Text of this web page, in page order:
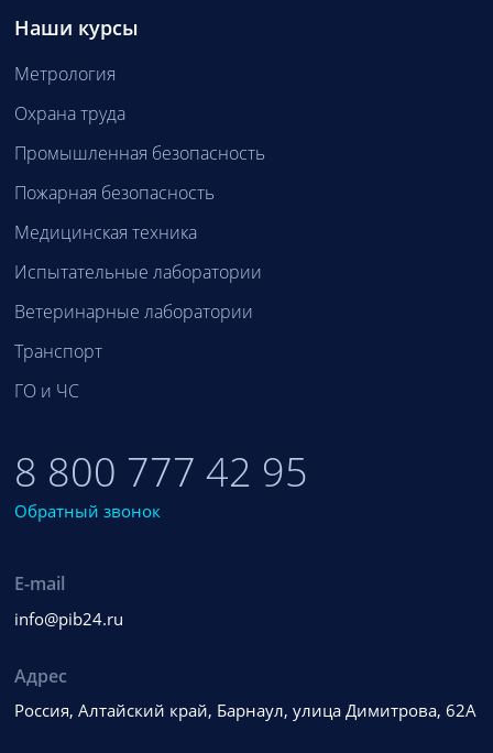
Наши курсы
Метрология
Охрана труда
Промышленная безопасность
Пожарная безопасность
Медицинская техника
Испытательные лаборатории
Ветеринарные лаборатории
Транспорт
ГО и ЧС
8 800 777 42 95
Обратный звонок
E-mail
info@pib24.ru
Адрес
Россия, Алтайский край, Барнаул, улица Димитрова, 62А